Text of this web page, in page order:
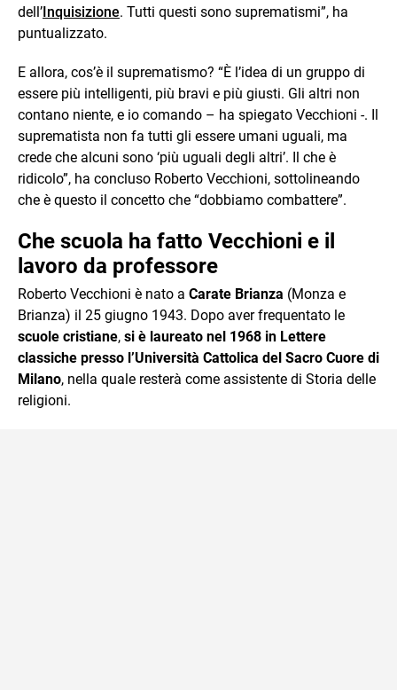
dell’Inquisizione. Tutti questi sono suprematismi”, ha
puntualizzato.
E allora, cos’è il suprematismo? “È l’idea di un gruppo di
essere più intelligenti, più bravi e più giusti. Gli altri non
contano niente, e io comando – ha spiegato Vecchioni -. Il
suprematista non fa tutti gli essere umani uguali, ma
crede che alcuni sono ‘più uguali degli altri’. Il che è
ridicolo”, ha concluso Roberto Vecchioni, sottolineando
che è questo il concetto che “dobbiamo combattere”.
Che scuola ha fatto Vecchioni e il
lavoro da professore
Roberto Vecchioni è nato a Carate Brianza (Monza e
Brianza) il 25 giugno 1943. Dopo aver frequentato le
scuole cristiane, si è laureato nel 1968 in Lettere
classiche presso l’Università Cattolica del Sacro Cuore di
Milano, nella quale resterà come assistente di Storia delle
religioni.